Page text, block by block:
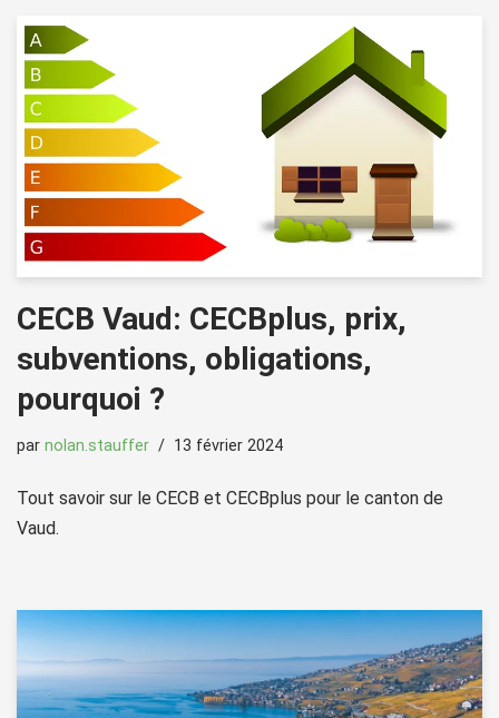
CECB Vaud: CECBplus, prix,
subventions, obligations,
pourquoi ?
par nolan.stauffer 13 février 2024
Tout savoir sur le CECB et CECBplus pour le canton de
Vaud.